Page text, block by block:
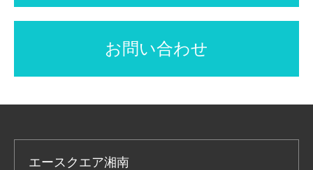
お問い合わせ
エースクエア湘南